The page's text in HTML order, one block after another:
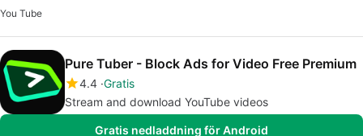
You Tube
Pure Tuber - Block Ads for Video Free Premium
4.4 Gratis
Stream and download YouTube videos
Gratis nedladdning för Android